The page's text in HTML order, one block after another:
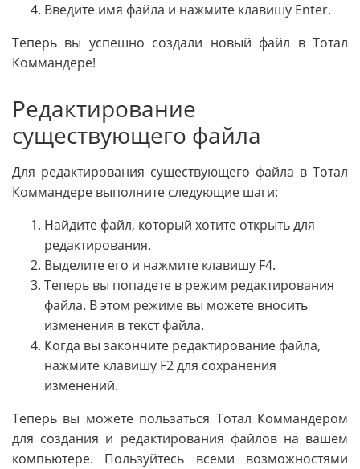
Введите имя файла и нажмите клавишу Enter.
Теперь вы успешно создали новый файл в Тотал
Коммандере!
Редактирование
существующего файла
Для редактирования существующего файла в Тотал
Коммандере выполните следующие шаги:
Найдите файл, который хотите открыть для
редактирования.
Выделите его и нажмите клавишу F4.
Теперь вы попадете в режим редактирования
файла. В этом режиме вы можете вносить
изменения в текст файла.
Когда вы закончите редактирование файла,
нажмите клавишу F2 для сохранения
изменений.
Теперь вы можете пользаться Тотал Коммандером
для создания и редактирования файлов на вашем
компьютере. Пользуйтесь всеми возможностями